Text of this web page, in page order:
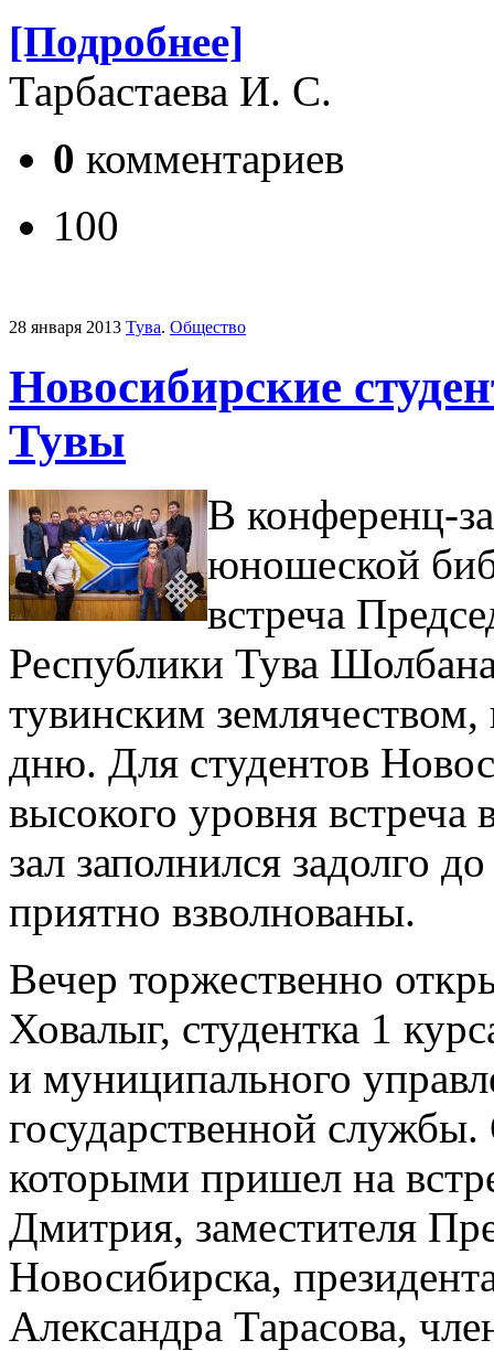
[Подробнее]
Тарбастаева И. С.
0 комментариев
100
28 января 2013 Тува. Общество
Новосибирские
Тувы
В конференц-
юношеской
встреча
Республики Тува
тувинским
дню. Для студентов
высокого уровня встреча
зал заполнился задолго
приятно взволнованы.
Вечер торжественно
Ховалыг, студентка 1
и муниципального
государственной службы.
которыми пришел на
Дмитрия, заместителя
Новосибирска,
Александра Тарасова,